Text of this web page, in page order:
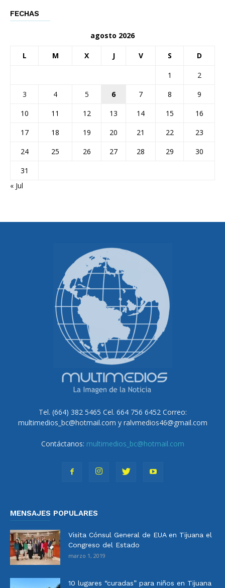
FECHAS
agosto 2026
L M X J V S D
1
2
3
4 5 6 7 8
9
10
11 12 13 14 15
16
17
18 19 20 21 22
23
24
25 26 27 28 29
30
31
« Jul
Tel. (664) 382 5465 Cel. 664 756 6452 Correo:
multimedios_bc@hotmail.com y ralvmedios46@gmail.com
Contáctanos: multimedios_bc@hotmail.com
MENSAJES POPULARES
Visita Cónsul General de EUA en Tijuana el
Congreso del Estado
marzo 1, 2019
10 lugares “curadas” para niños en Tijuana